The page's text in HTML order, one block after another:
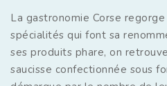
La gastronomie Corse
spécialités qui font sa
ses produits phare, on
saucisse confectionnée sous